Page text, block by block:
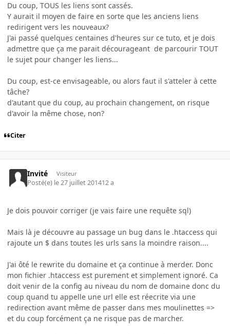
Du coup, TOUS les liens sont cassés.
Y aurait il moyen de faire en sorte que les anciens liens
redirigent vers les nouveaux?
J'ai passé quelques centaines d'heures sur ce tuto, et je dois
admettre que ça me parait décourageant de parcourir TOUT
le sujet pour changer les liens...
Du coup, est-ce envisageable, ou alors faut il s'atteler à cette
tâche?
d'autant que du coup, au prochain changement, on risque
d'avoir la même chose, non?
Citer
Invité Visiteur
Posté(e) le 27 juillet 201412 a
Je dois pouvoir corriger (je vais faire une requête sql)
Mais là je découvre au passage un bug dans le .htaccess qui
rajoute un $ dans toutes les urls sans la moindre raison....
J'ai ôté le rewrite du domaine et ça continue à merder. Donc
mon fichier .htaccess est purement et simplement ignoré. Ca
doit venir de la config au niveau du nom de domaine donc du
coup quand tu appelle une url elle est réecrite via une
redirection avant même de passer dans mes moulinettes =>
et du coup forcément ça ne risque pas de marcher.